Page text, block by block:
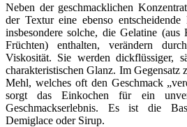
Neben der geschmacklichen
der Textur eine ebenso
insbesondere solche, die Gelatine
Früchten) enthalten, verändern
Viskosität. Sie werden dickflüssiger,
charakteristischen Glanz. Im Gegensatz
Mehl, welches oft den Geschmack
sorgt das Einkochen für ein
Geschmackserlebnis. Es ist die
Demiglace oder Sirup.